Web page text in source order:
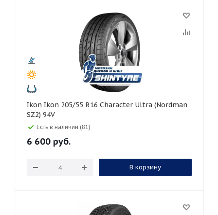
Ikon Ikon 205/55 R16 Character Ultra (Nordman
SZ2) 94V
Есть в наличии (81)
6 600 руб.
В корзину